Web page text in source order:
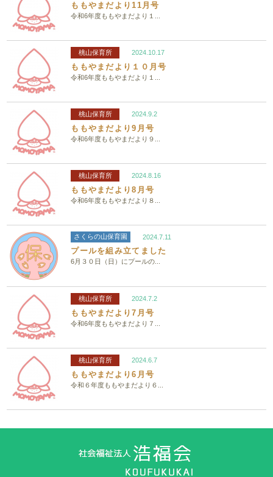
ももやまだより11月号
令和6年度ももやまだより１...
桃山保育所 2024.10.17
ももやまだより１０月号
令和6年度ももやまだより１...
桃山保育所 2024.9.2
ももやまだより9月号
令和6年度ももやまだより９...
桃山保育所 2024.8.16
ももやまだより8月号
令和6年度ももやまだより８...
さくらの山保育園 2024.7.11
プールを組み立てました
6月３０日（日）にプールの...
桃山保育所 2024.7.2
ももやまだより7月号
令和6年度ももやまだより７...
桃山保育所 2024.6.7
ももやまだより6月号
令和６年度ももやまだより６...